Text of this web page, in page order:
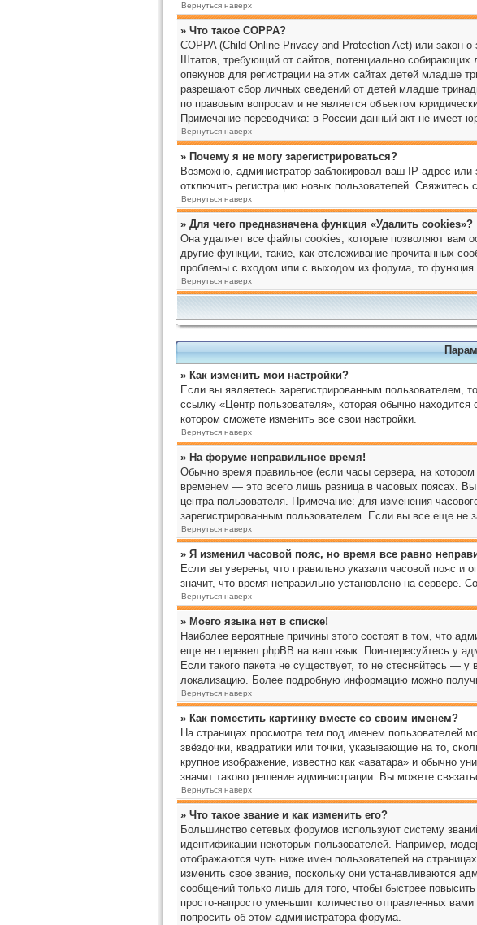
Вернуться наверх
» Что такое COPPA?
COPPA (Child Online Privacy and Protection Act) или закон
Штатов, требующий от сайтов, потенциально
опекунов для регистрации на этих сайтах детей младше
разрешают сбор личных сведений от детей младше
по правовым вопросам и не является объектом
Примечание переводчика: в России данный акт не имеет
Вернуться наверх
» Почему я не могу зарегистрироваться?
Возможно, администратор заблокировал ваш IP-адрес
отключить регистрацию новых пользователей.
Вернуться наверх
» Для чего предназначена функция «Удалить cookies»?
Она удаляет все файлы cookies, которые позволяют вам
другие функции, такие, как отслеживание прочитанных
проблемы с входом или с выходом из форума, то
Вернуться наверх
» Как изменить мои настройки?
Если вы являетесь зарегистрированным пользователем,
ссылку «Центр пользователя», которая обычно
котором сможете изменить все свои настройки.
Вернуться наверх
» На форуме неправильное время!
Обычно время правильное (если часы сервера, на
временем — это всего лишь разница в часовых поясах.
центра пользователя. Примечание: для изменения
зарегистрированным пользователем. Если вы все еще не
Вернуться наверх
» Я изменил часовой пояс, но время все равно
Если вы уверены, что правильно указали часовой пояс и
значит, что время неправильно установлено на сервере.
Вернуться наверх
» Моего языка нет в списке!
Наиболее вероятные причины этого состоят в том, что
еще не перевел phpBB на ваш язык. Поинтересуйтесь у
Если такого пакета не существует, то не стесняйтесь —
локализацию. Более подробную информацию можно
Вернуться наверх
» Как поместить картинку вместе со своим именем?
На страницах просмотра тем под именем пользователей
звёздочки, квадратики или точки, указывающие на то,
крупное изображение, известно как «аватара» и обычно
значит таково решение администрации. Вы можете
Вернуться наверх
» Что такое звание и как изменить его?
Большинство сетевых форумов используют систему
идентификации некоторых пользователей. Например,
отображаются чуть ниже имен пользователей на
изменить свое звание, поскольку они устанавливаются
сообщений только лишь для того, чтобы быстрее
просто-напросто уменьшит количество отправленных
попросить об этом администратора форума.